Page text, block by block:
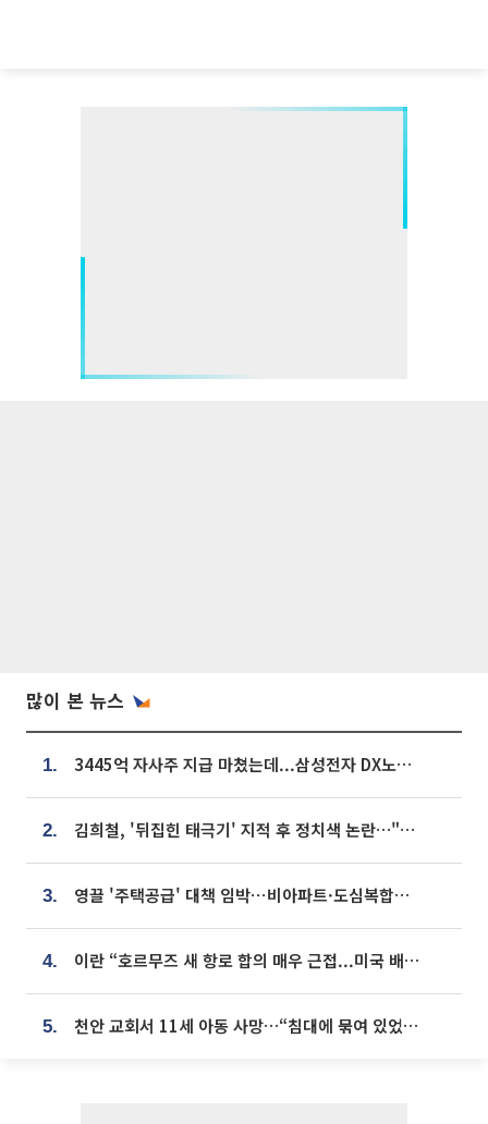
많이 본 뉴스
1. 3445억 자사주 지급 마쳤는데...삼성전자 DX노조, 뒤늦은 '떼쓰기 집회'
2. 김희철, '뒤집힌 태극기' 지적 후 정치색 논란…"좌우 떠나 우리나라 국기"
3. 영끌 '주택공급' 대책 임박⋯비아파트·도심복합까지 총동원
4. 이란 “호르무즈 새 항로 합의 매우 근접...미국 배상 먼저”
5. 천안 교회서 11세 아동 사망…“침대에 묶여 있었다” 진술 확보